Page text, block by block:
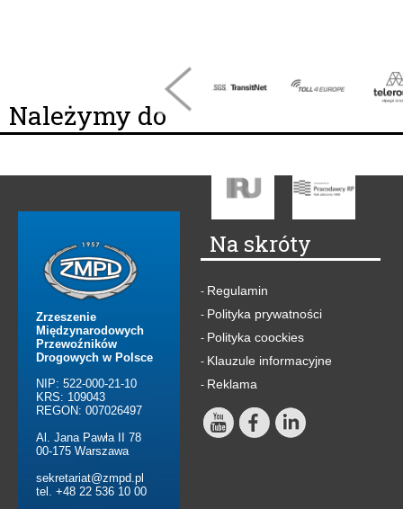
Należymy do
Zrzeszenie
Międzynarodowych
Przewoźników
Drogowych w Polsce
NIP: 522-000-21-10
KRS: 109043
REGON: 007026497
Al. Jana Pawła II 78
00-175 Warszawa
sekretariat@zmpd.pl
tel. +48 22 536 10 00
Na skróty
- Regulamin
- Polityka prywatności
- Polityka coockies
- Klauzule informacyjne
- Reklama